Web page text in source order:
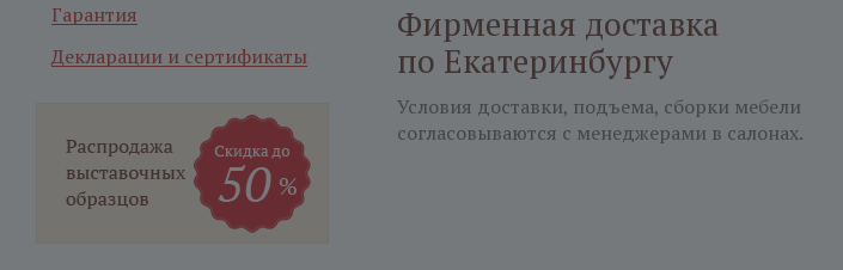
Фирменная доставка
по Екатеринбургу
Условия доставки, подъема, сборки мебели
согласовываются с менеджерами в салонах.
Гарантия
Декларации и сертификаты